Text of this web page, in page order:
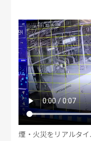
煙・火災をリアルタ